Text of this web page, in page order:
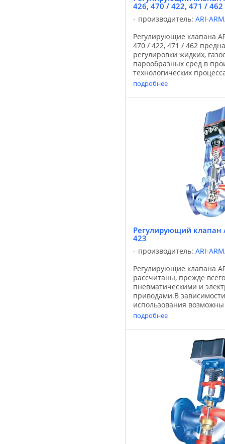
426, 470 / 422, 471 / 462
производитель: ARI-
Регулирующие клапана
470 / 422, 471 / 462
регулировки жидких,
парообразных сред в
технологических
производстве
оборудования.
подробнее
Регулирующий клапан
423
производитель: ARI-
Регулирующие клапана
рассчитаны, прежде
пневматическими и
приводами.В
использования
1. Модель со
Модель с
подробнее